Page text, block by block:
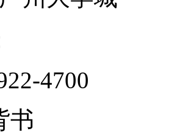
4700
书